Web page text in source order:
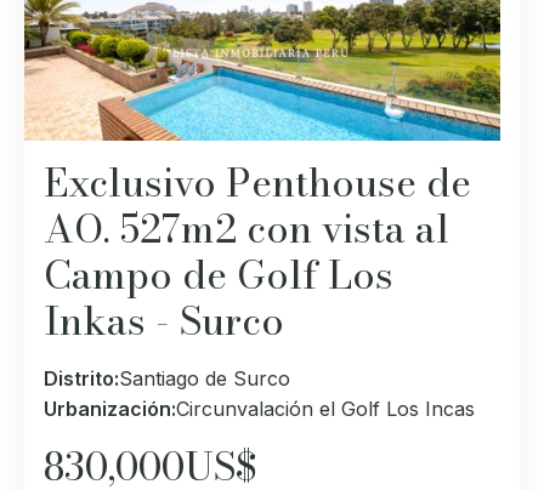
Exclusivo Penthouse de
AO. 527m2 con vista al
Campo de Golf Los
Inkas - Surco
Distrito:Santiago de Surco
Urbanización:Circunvalación el Golf Los Incas
830,000US$